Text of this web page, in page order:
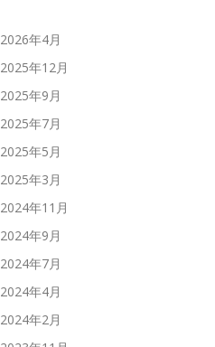
2026年4月
2025年12月
2025年9月
2025年7月
2025年5月
2025年3月
2024年11月
2024年9月
2024年7月
2024年4月
2024年2月